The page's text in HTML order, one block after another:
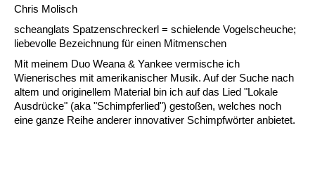
Chris Molisch
scheanglats Spatzenschreckerl = schielende Vogelscheuche;
liebevolle Bezeichnung für einen Mitmenschen
Mit meinem Duo Weana & Yankee vermische ich
Wienerisches mit amerikanischer Musik. Auf der Suche nach
altem und originellem Material bin ich auf das Lied "Lokale
Ausdrücke" (aka "Schimpferlied") gestoßen, welches noch
eine ganze Reihe anderer innovativer Schimpfwörter anbietet.